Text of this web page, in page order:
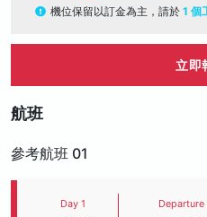
機位保留以訂金為主，請於 1 個
立即
航班
參考航班 01
Day 1 Departure